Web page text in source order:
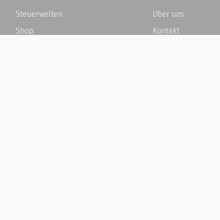
Steuerwelten
Shop
Über uns
Kontakt